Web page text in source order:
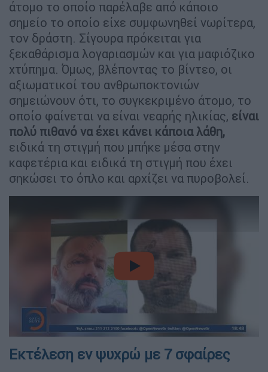
άτομο το οποίο παρέλαβε από κάποιο
σημείο το οποίο είχε συμφωνηθεί νωρίτερα,
τον δράστη. Σίγουρα πρόκειται για
ξεκαθάρισμα λογαριασμών και για μαφιόζικο
χτύπημα. Όμως, βλέποντας το βίντεο, οι
αξιωματικοί του ανθρωποκτονιών
σημειώνουν ότι, το συγκεκριμένο άτομο, το
οποίο φαίνεται να είναι νεαρής ηλικίας, είναι
πολύ πιθανό να έχει κάνει κάποια λάθη,
ειδικά τη στιγμή που μπήκε μέσα στην
καφετέρια και ειδικά τη στιγμή που έχει
σηκώσει το όπλο και αρχίζει να πυροβολεί.
video
Εκτέλεση εν ψυχρώ με 7 σφαίρες